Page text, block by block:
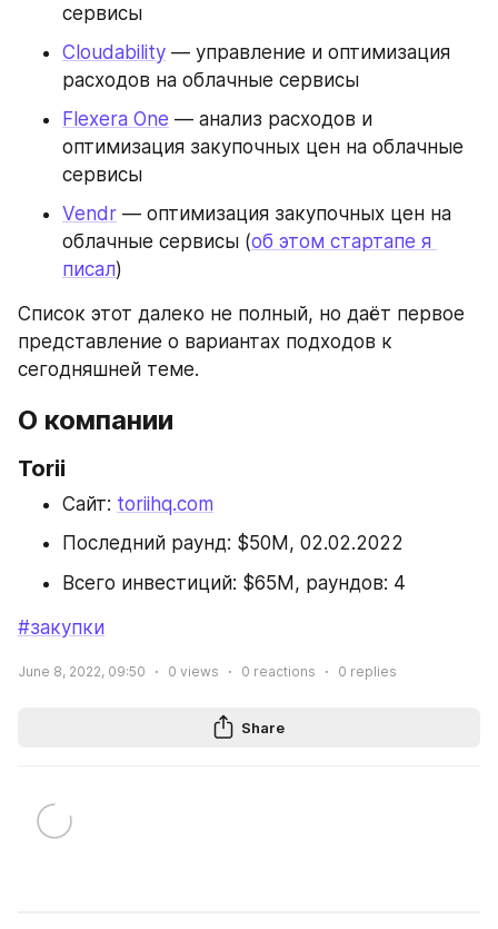
сервисы
Cloudability — управление и оптимизация
расходов на облачные сервисы
Flexera One — анализ расходов и
оптимизация закупочных цен на облачные
сервисы
Vendr — оптимизация закупочных цен на
облачные сервисы (об этом стартапе я
писал)
Список этот далеко не полный, но даёт первое
представление о вариантах подходов к
сегодняшней теме.
О компании
Torii
Сайт: toriihq.com
Последний раунд: $50M, 02.02.2022
Всего инвестиций: $65M, раундов: 4
#закупки
June 8, 2022, 09:50 0 views 0 reactions 0 replies
Share